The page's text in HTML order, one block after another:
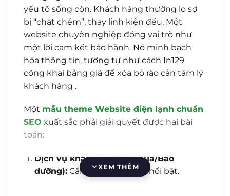
yếu tố sống còn. Khách hàng thường lo sợ
bị “chặt chém”, thay linh kiện đểu. Một
website chuyên nghiệp đóng vai trò như
một lời cam kết bảo hành. Nó minh bạch
hóa thông tin, tương tự như cách In129
công khai bảng giá để xóa bỏ rào cản tâm lý
khách hàng .
Một mẫu theme Website điện lạnh chuẩn
SEO xuất sắc phải giải quyết được hai bài
toán:
Dịch vụ khẩn cấp (Sửa chữa/Bảo
dưỡng):Cần tốc độ, nút gọi nổi bật.
XEM THÊM